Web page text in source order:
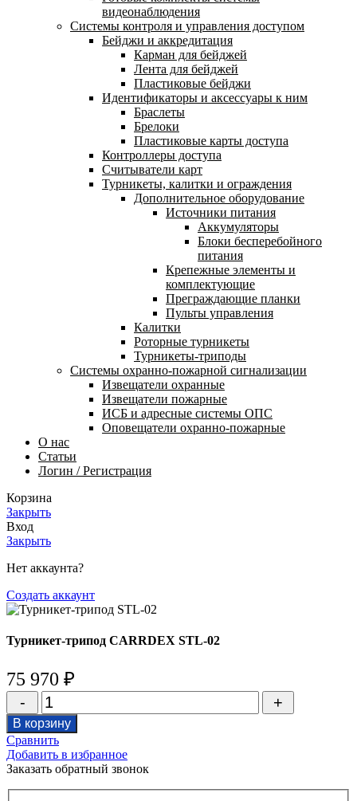
видеонаблюдения
Системы контроля и управления доступом
Бейджи и аккредитация
Карман для бейджей
Лента для бейджей
Пластиковые бейджи
Идентификаторы и аксессуары к ним
Браслеты
Брелоки
Пластиковые карты доступа
Контроллеры доступа
Считыватели карт
Турникеты, калитки и ограждения
Дополнительное оборудование
Источники питания
Аккумуляторы
Блоки бесперебойного
питания
Крепежные элементы и
комплектующие
Преграждающие планки
Пульты управления
Калитки
Роторные турникеты
Турникеты-триподы
Системы охранно-пожарной сигнализации
Извещатели охранные
Извещатели пожарные
ИСБ и адресные системы ОПС
Оповещатели охранно-пожарные
О нас
Статьи
Логин / Регистрация
Корзина
Закрыть
Вход
Закрыть
Нет аккаунта?
Создать аккаунт
Турникет-трипод CARRDEX STL-02
75 970 ₽
Количество
товара
Турникет-
трипод
CARRDEX
STL-
В корзину
Сравнить
Добавить в избранное
Заказать обратный звонок